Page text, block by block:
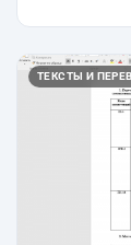
ТЕКСТЫ И